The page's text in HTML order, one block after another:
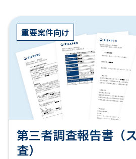
重要案件向け
第三者調査報告書（
査）